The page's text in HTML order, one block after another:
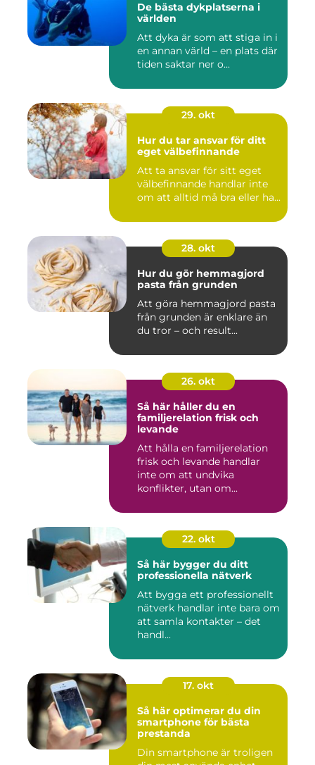
De bästa dykplatserna i
världen
Att dyka är som att stiga in i
en annan värld – en plats där
tiden saktar ner o...
29. okt
Hur du tar ansvar för ditt
eget välbefinnande
Att ta ansvar för sitt eget
välbefinnande handlar inte
om att alltid må bra eller ha...
28. okt
Hur du gör hemmagjord
pasta från grunden
Att göra hemmagjord pasta
från grunden är enklare än
du tror – och result...
26. okt
Så här håller du en
familjerelation frisk och
levande
Att hålla en familjerelation
frisk och levande handlar
inte om att undvika
konflikter, utan om...
22. okt
Så här bygger du ditt
professionella nätverk
Att bygga ett professionellt
nätverk handlar inte bara om
att samla kontakter – det
handl...
17. okt
Så här optimerar du din
smartphone för bästa
prestanda
Din smartphone är troligen